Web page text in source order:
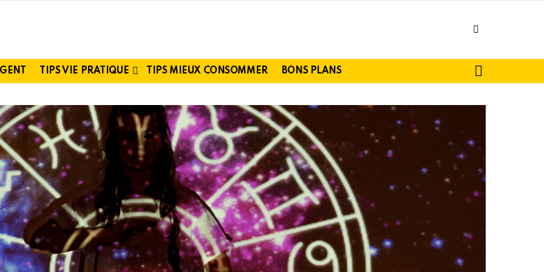
TIPS VIE PRATIQUE TIPS MIEUX CONSOMMER BONS PLANS